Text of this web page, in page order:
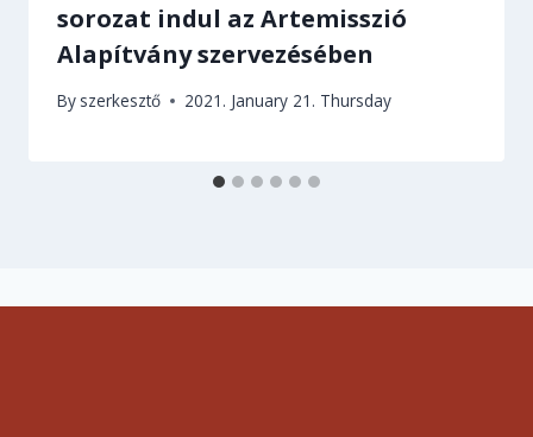
sorozat indul az Artemisszió
Alapítvány szervezésében
By szerkesztő 2021. January 21. Thursday